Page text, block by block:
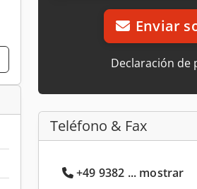
Enviar
Declaración de
Teléfono & Fax
+49 9382 ... mostrar